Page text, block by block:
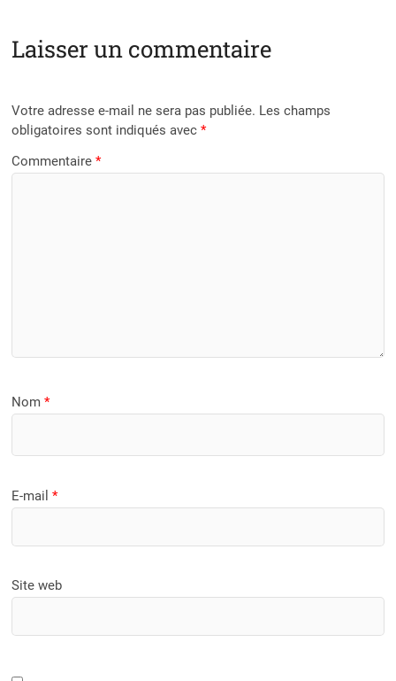
Laisser un commentaire
Votre adresse e-mail ne sera pas publiée. Les champs
obligatoires sont indiqués avec*
Commentaire*
Nom*
E-mail*
Site web